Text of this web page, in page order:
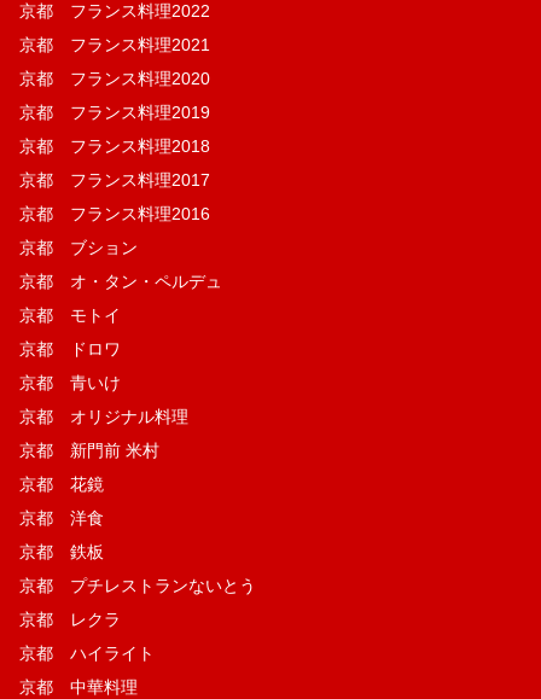
京都 フランス料理2022
京都 フランス料理2021
京都 フランス料理2020
京都 フランス料理2019
京都 フランス料理2018
京都 フランス料理2017
京都 フランス料理2016
京都 ブション
京都 オ・タン・ペルデュ
京都 モトイ
京都 ドロワ
京都 青いけ
京都 オリジナル料理
京都 新門前 米村
京都 花鏡
京都 洋食
京都 鉄板
京都 プチレストランないとう
京都 レクラ
京都 ハイライト
京都 中華料理